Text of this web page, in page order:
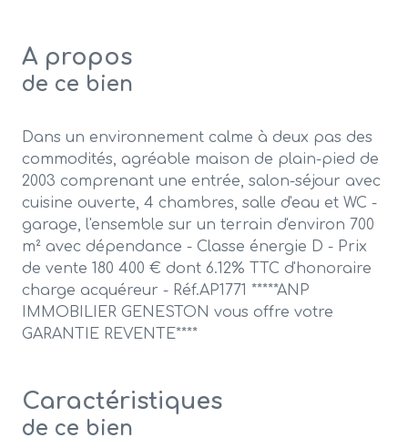
A propos
de ce bien
Dans un environnement calme à deux pas des
commodités, agréable maison de plain-pied de
2003 comprenant une entrée, salon-séjour avec
cuisine ouverte, 4 chambres, salle d'eau et WC -
garage, l'ensemble sur un terrain d'environ 700
m² avec dépendance - Classe énergie D - Prix
de vente 180 400 € dont 6.12% TTC d'honoraire
charge acquéreur - Réf.AP1771 *****ANP
IMMOBILIER GENESTON vous offre votre
GARANTIE REVENTE****
Caractéristiques
de ce bien